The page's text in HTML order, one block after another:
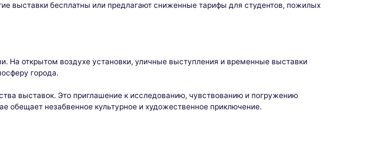
выставки бесплатны или предлагают сниженные тарифы для студентов, пожилых
На открытом воздухе установки, уличные выступления и временные выставки
города.
выставок. Это приглашение к исследованию, чувствованию и погружению
обещает незабвенное культурное и художественное приключение.